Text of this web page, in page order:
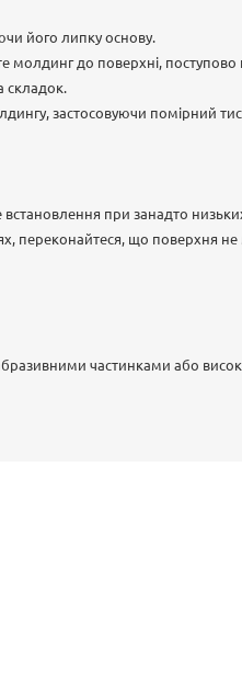
його липку основу.
молдинг до поверхні,
складок.
застосовуючи помірний
при занадто
переконайтеся, що поверхня не
частинками або